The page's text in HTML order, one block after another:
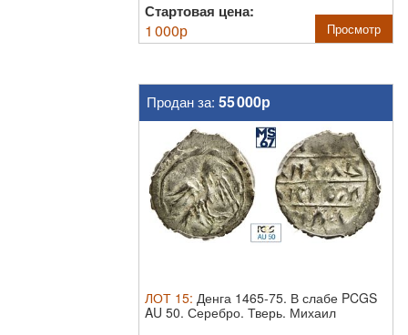
Стартовая цена:
1 000р Просмотр
Продан за: 55 000р
ЛОТ 15: Денга 1465-75. В слабе PCGS
AU 50. Серебро. Тверь. Михаил